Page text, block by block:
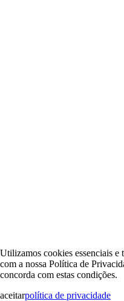
Utilizamos cookies essenciais e
com a nossa Política de
concorda com estas condições.
aceitarpolítica de privacidade